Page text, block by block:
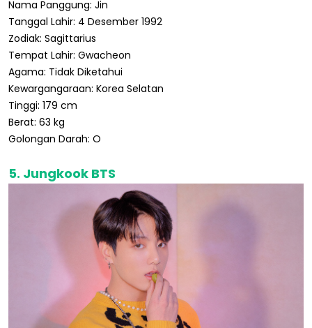
Nama Panggung: Jin
Tanggal Lahir: 4 Desember 1992
Zodiak: Sagittarius
Tempat Lahir: Gwacheon
Agama: Tidak Diketahui
Kewargangaraan: Korea Selatan
Tinggi: 179 cm
Berat: 63 kg
Golongan Darah: O
5. Jungkook BTS